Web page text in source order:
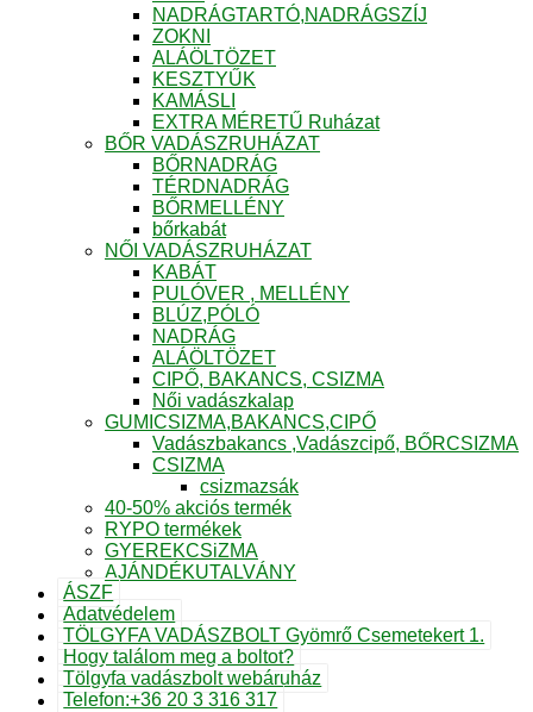
NADRÁGTARTÓ,NADRÁGSZÍJ
ZOKNI
ALÁÖLTÖZET
KESZTYŰK
KAMÁSLI
EXTRA MÉRETŰ Ruházat
BŐR VADÁSZRUHÁZAT
BŐRNADRÁG
TÉRDNADRÁG
BŐRMELLÉNY
bőrkabát
NŐI VADÁSZRUHÁZAT
KABÁT
PULÓVER , MELLÉNY
BLÚZ,PÓLÓ
NADRÁG
ALÁÖLTÖZET
CIPŐ, BAKANCS, CSIZMA
Női vadászkalap
GUMICSIZMA,BAKANCS,CIPŐ
Vadászbakancs ,Vadászcipő, BŐRCSIZMA
CSIZMA
csizmazsák
40-50% akciós termék
RYPO termékek
GYEREKCSiZMA
AJÁNDÉKUTALVÁNY
ÁSZF
Adatvédelem
TÖLGYFA VADÁSZBOLT Gyömrő Csemetekert 1.
Hogy találom meg a boltot?
Tölgyfa vadászbolt webáruház
Telefon:+36 20 3 316 317